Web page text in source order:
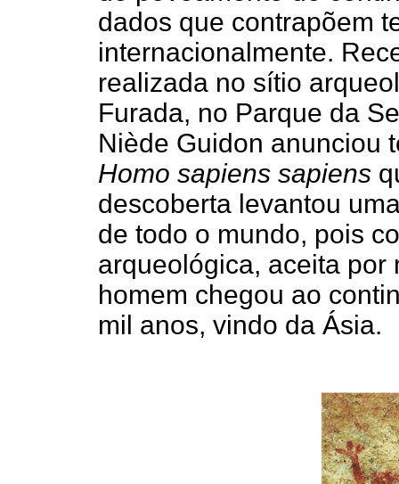
dados que contrapõem
internacionalmente.
realizada no sítio
Furada, no Parque da
Niède Guidon anunciou
Homo sapiens sapiens
descoberta levantou
de todo o mundo, pois
arqueológica, aceita por
homem chegou ao
mil anos, vindo da Ásia.